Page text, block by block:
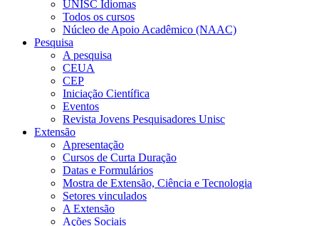
UNISC Idiomas
Todos os cursos
Núcleo de Apoio Acadêmico (NAAC)
Pesquisa
A pesquisa
CEUA
CEP
Iniciação Científica
Eventos
Revista Jovens Pesquisadores Unisc
Extensão
Apresentação
Cursos de Curta Duração
Datas e Formulários
Mostra de Extensão, Ciência e Tecnologia
Setores vinculados
A Extensão
Ações Sociais